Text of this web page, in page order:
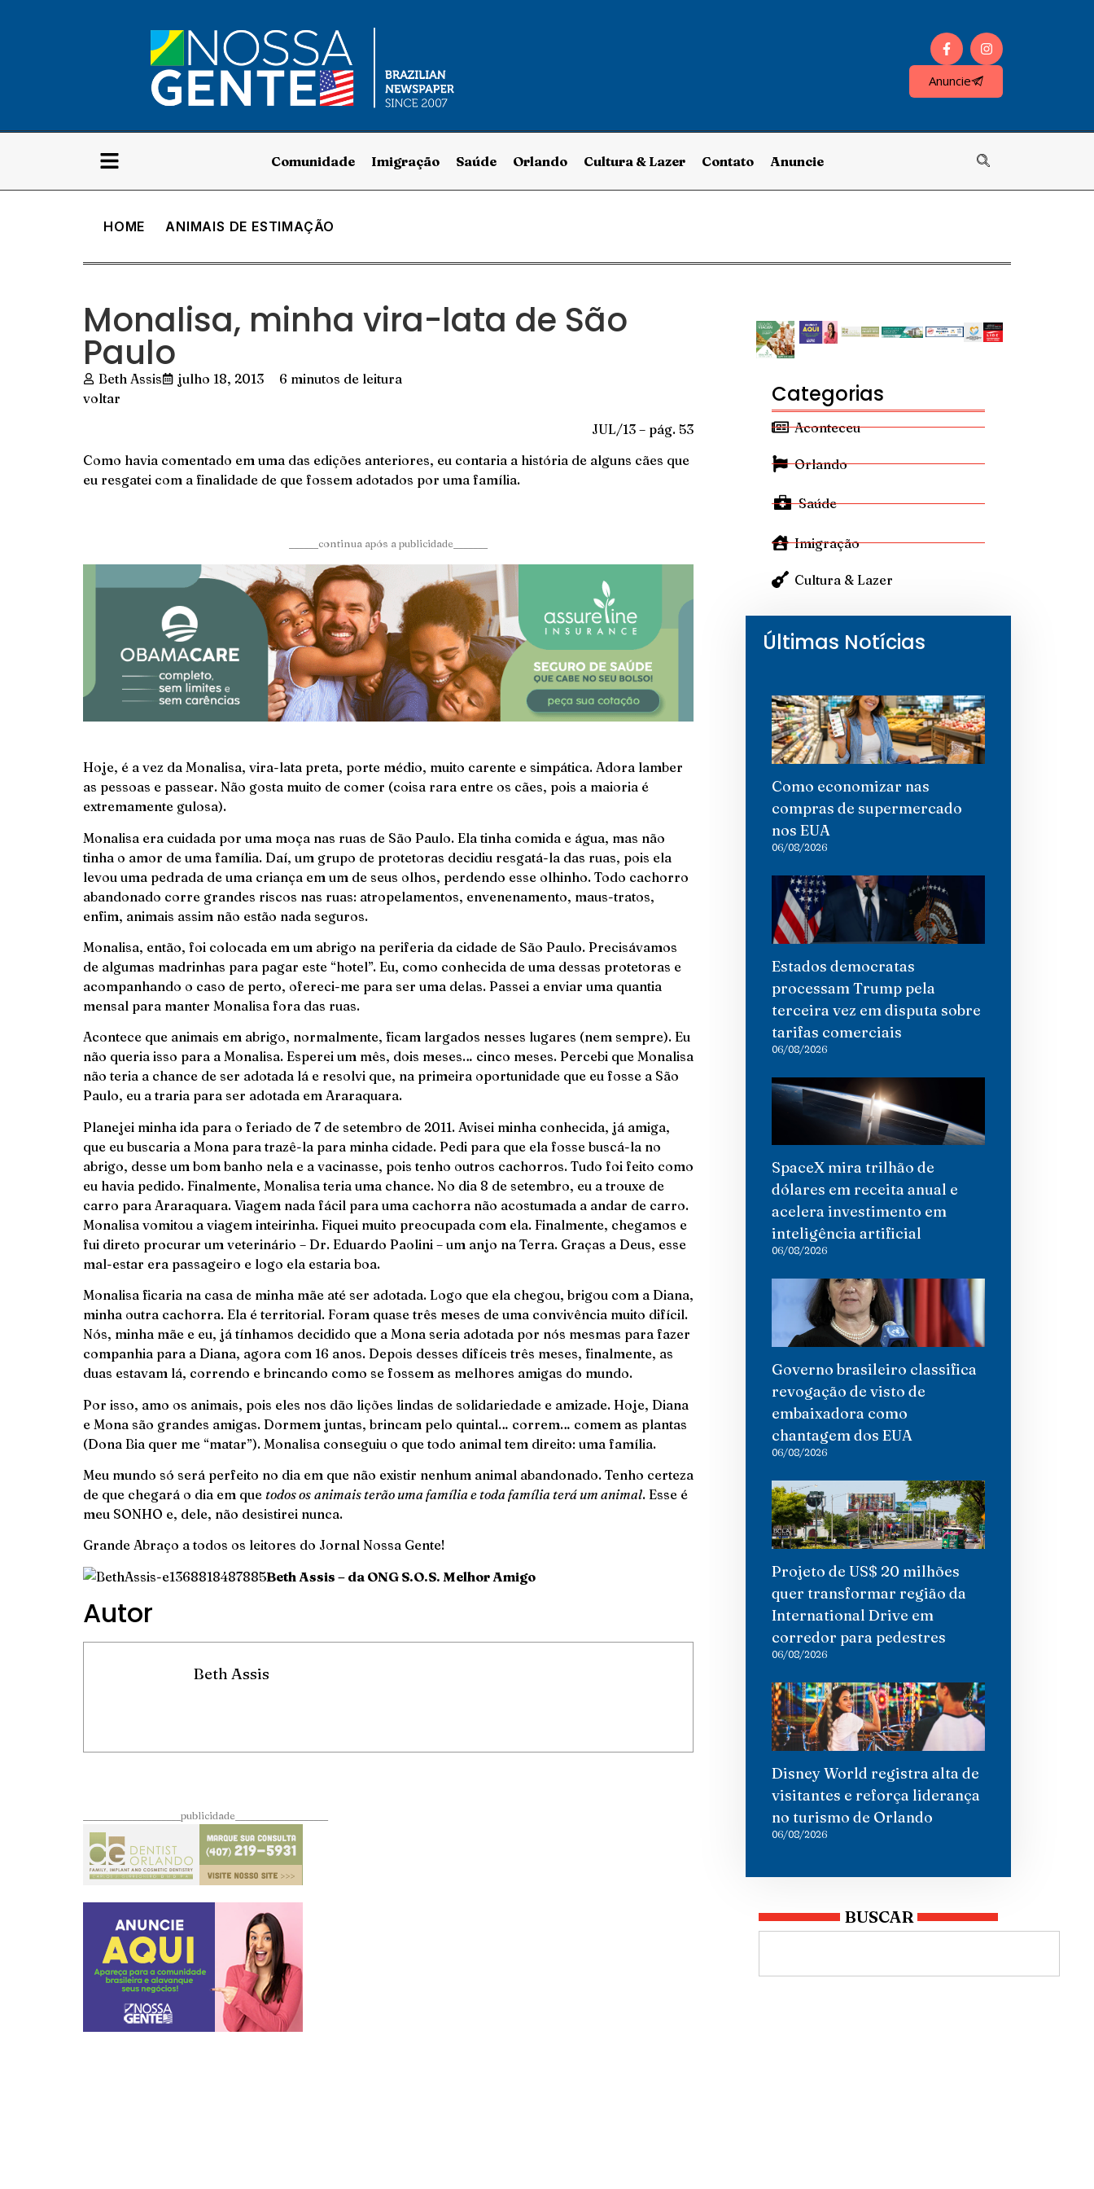
Anuncie
Comunidade Imigração Saúde Orlando Cultura & Lazer Contato Anuncie
HOME ANIMAIS DE ESTIMAÇÃO
Monalisa, minha vira-lata de São
Paulo
Beth Assis julho 18, 2013
6 minutos de leitura
voltar
JUL/13 – pág. 53
Como havia comentado em uma das edições anteriores, eu contaria a história de alguns cães que
eu resgatei com a finalidade de que fossem adotados por uma família.
______continua após a publicidade_______
Hoje, é a vez da Monalisa, vira-lata preta, porte médio, muito carente e simpática. Adora lamber
as pessoas e passear. Não gosta muito de comer (coisa rara entre os cães, pois a maioria é
extremamente gulosa).
Monalisa era cuidada por uma moça nas ruas de São Paulo. Ela tinha comida e água, mas não
tinha o amor de uma família. Daí, um grupo de protetoras decidiu resgatá-la das ruas, pois ela
levou uma pedrada de uma criança em um de seus olhos, perdendo esse olhinho. Todo cachorro
abandonado corre grandes riscos nas ruas: atropelamentos, envenenamento, maus-tratos,
enfim, animais assim não estão nada seguros.
Monalisa, então, foi colocada em um abrigo na periferia da cidade de São Paulo. Precisávamos
de algumas madrinhas para pagar este “hotel”. Eu, como conhecida de uma dessas protetoras e
acompanhando o caso de perto, ofereci-me para ser uma delas. Passei a enviar uma quantia
mensal para manter Monalisa fora das ruas.
Acontece que animais em abrigo, normalmente, ficam largados nesses lugares (nem sempre). Eu
não queria isso para a Monalisa. Esperei um mês, dois meses… cinco meses. Percebi que Monalisa
não teria a chance de ser adotada lá e resolvi que, na primeira oportunidade que eu fosse a São
Paulo, eu a traria para ser adotada em Araraquara.
Planejei minha ida para o feriado de 7 de setembro de 2011. Avisei minha conhecida, já amiga,
que eu buscaria a Mona para trazê-la para minha cidade. Pedi para que ela fosse buscá-la no
abrigo, desse um bom banho nela e a vacinasse, pois tenho outros cachorros. Tudo foi feito como
eu havia pedido. Finalmente, Monalisa teria uma chance. No dia 8 de setembro, eu a trouxe de
carro para Araraquara. Viagem nada fácil para uma cachorra não acostumada a andar de carro.
Monalisa vomitou a viagem inteirinha. Fiquei muito preocupada com ela. Finalmente, chegamos e
fui direto procurar um veterinário – Dr. Eduardo Paolini – um anjo na Terra. Graças a Deus, esse
mal-estar era passageiro e logo ela estaria boa.
Monalisa ficaria na casa de minha mãe até ser adotada. Logo que ela chegou, brigou com a Diana,
minha outra cachorra. Ela é territorial. Foram quase três meses de uma convivência muito difícil.
Nós, minha mãe e eu, já tínhamos decidido que a Mona seria adotada por nós mesmas para fazer
companhia para a Diana, agora com 16 anos. Depois desses difíceis três meses, finalmente, as
duas estavam lá, correndo e brincando como se fossem as melhores amigas do mundo.
Por isso, amo os animais, pois eles nos dão lições lindas de solidariedade e amizade. Hoje, Diana
e Mona são grandes amigas. Dormem juntas, brincam pelo quintal… correm… comem as plantas
(Dona Bia quer me “matar”). Monalisa conseguiu o que todo animal tem direito: uma família.
Meu mundo só será perfeito no dia em que não existir nenhum animal abandonado. Tenho certeza
de que chegará o dia em que todos os animais terão uma família e toda família terá um animal. Esse é
meu SONHO e, dele, não desistirei nunca.
Grande Abraço a todos os leitores do Jornal Nossa Gente!
Beth Assis – da ONG S.O.S. Melhor Amigo
Autor
Beth Assis
____________________publicidade___________________
Categorias
Aconteceu
Orlando
Saúde
Imigração
Cultura & Lazer
Últimas Notícias
Como economizar nas
compras de supermercado
nos EUA
06/08/2026
Estados democratas
processam Trump pela
terceira vez em disputa sobre
tarifas comerciais
06/08/2026
SpaceX mira trilhão de
dólares em receita anual e
acelera investimento em
inteligência artificial
06/08/2026
Governo brasileiro classifica
revogação de visto de
embaixadora como
chantagem dos EUA
06/08/2026
Projeto de US$ 20 milhões
quer transformar região da
International Drive em
corredor para pedestres
06/08/2026
Disney World registra alta de
visitantes e reforça liderança
no turismo de Orlando
06/08/2026
BUSCAR